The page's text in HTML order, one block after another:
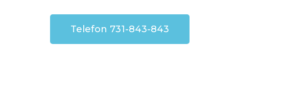
Telefon 731-843-843